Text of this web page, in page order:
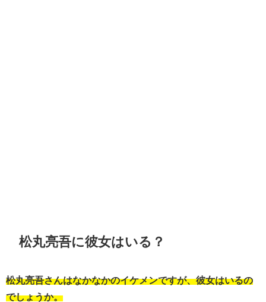
松丸亮吾に彼女はいる？
松丸亮吾さんはなかなかのイケメンですが、彼女はいるの
でしょうか。